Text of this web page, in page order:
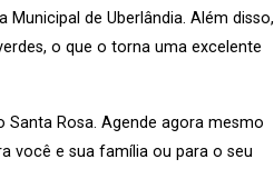
de Uberlândia. Além disso,
o que o torna uma excelente
Rosa. Agende agora mesmo
você e sua família ou para o seu